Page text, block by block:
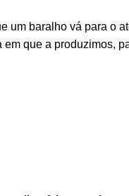
um baralho vá para o
que a produzimos,